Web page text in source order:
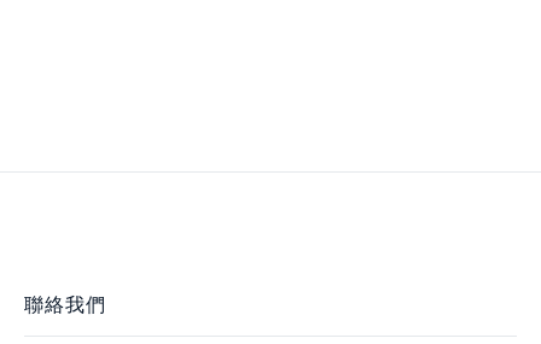
聯絡我們